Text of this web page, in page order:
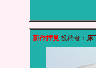
新作拝見投稿者： 床